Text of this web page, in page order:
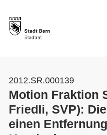
2012.SR.000139
Motion Fraktion
Friedli, SVP):
einen